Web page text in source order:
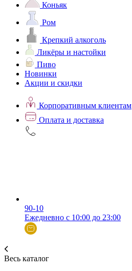
Коньяк
Ром
Крепкий алкоголь
Ликёры и настойки
Пиво
Новинки
Акции и скидки
Корпоративным клиентам
Оплата и доставка
90-10
Ежедневно с 10:00 до 23:00
Весь каталог